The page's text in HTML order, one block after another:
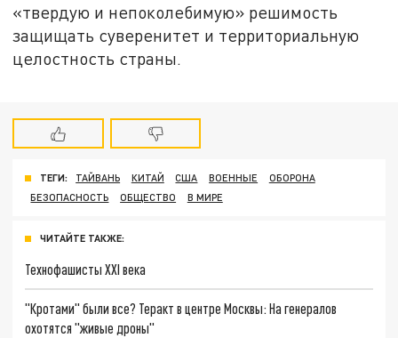
«твердую и непоколебимую» решимость
защищать суверенитет и территориальную
целостность страны.
ТЕГИ: ТАЙВАНЬ КИТАЙ США ВОЕННЫЕ
ОБОРОНА
БЕЗОПАСНОСТЬ
ОБЩЕСТВО В МИРЕ
ЧИТАЙТЕ ТАКЖЕ:
Технофашисты XXI века
"Кротами" были все? Теракт в центре Москвы: На генералов
охотятся "живые дроны"